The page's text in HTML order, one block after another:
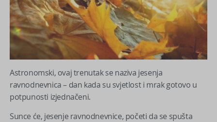
Astronomski, ovaj trenutak se naziva jesenja
ravnodnevnica – dan kada su svjetlost i mrak gotovo u
potpunosti izjednačeni.
Sunce će, jesenje ravnodnevnice, početi da se spušta